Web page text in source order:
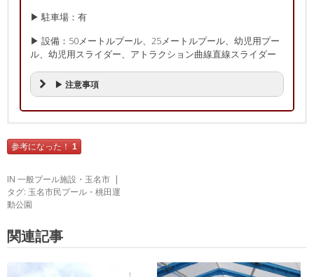
▶ 駐車場：有
▶ 設備：50メートルプール、25メートルプール、幼児用プー
ル、幼児用スライダー、アトラクション曲線直線スライダー
▶ 注意事項
? 総合評価：★★★★☆
? 2018年8月投稿
幼児向け・２５ｍ・５０ｍとウォータースライダーもあり、子供達
５０ｍプールは中学生以上からと看板があり、しっかり泳ぎたい方
も満足出来ると思います。
大会等で貸切になったりするので、営業日の確認をおすすめしま
口コミ・レビューの投稿
参考になった！ 1
IN 一般プール施設 ・ 玉名市
タグ: 玉名市民プール ・ 桃田運
動公園
関連記事